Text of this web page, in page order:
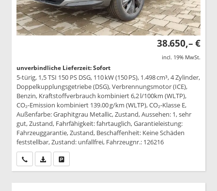
38.650,– €
incl. 19% MwSt.
unverbindliche Lieferzeit: Sofort
5-türig, 1,5 TSI 150 PS DSG, 110 kW (150 PS), 1.498 cm³, 4 Zylinder,
Doppelkupplungsgetriebe (DSG), Verbrennungsmotor (ICE),
Benzin, Kraftstoffverbrauch kombiniert 6,2 l/100km (WLTP),
CO₂-Emission kombiniert 139.00 g/km (WLTP), CO₂-Klasse E,
Außenfarbe: Graphitgrau Metallic, Zustand, Aussehen: 1, sehr
gut, Zustand, Fahrfähigkeit: fahrtauglich, Garantieleistung:
Fahrzeuggarantie, Zustand, Beschaffenheit: Keine Schäden
feststellbar, Zustand: unfallfrei, Fahrzeugnr.: 126216
Wir rufen Sie anPDF-Datei, Fahrzeugexposé drucken